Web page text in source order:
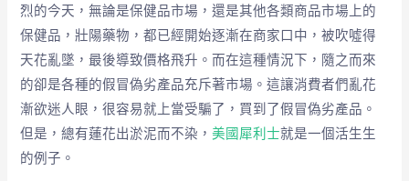
烈的今天，無論是保健品市場，還是其他各類商品市場上的
保健品，壯陽藥物，都已經開始逐漸在商家口中，被吹噓得
天花亂墜，最後導致價格飛升。而在這種情況下，隨之而來
的卻是各種的假冒偽劣產品充斥著市場。這讓消費者們亂花
漸欲迷人眼，很容易就上當受騙了，買到了假冒偽劣產品。
但是，總有蓮花出淤泥而不染，美國犀利士就是一個活生生
的例子。